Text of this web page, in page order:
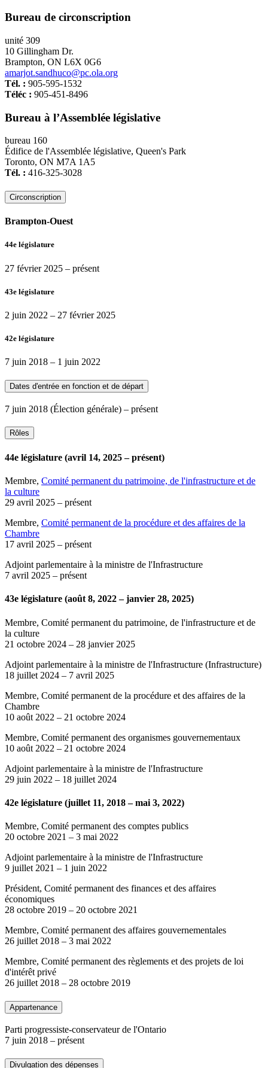
Bureau de circonscription
unité 309
10 Gillingham Dr.
Brampton, ON L6X 0G6
amarjot.sandhuco@pc.ola.org
Tél. : 905-595-1532
Téléc : 905-451-8496
Bureau à l’Assemblée législative
bureau 160
Édifice de l'Assemblée législative, Queen's Park
Toronto, ON M7A 1A5
Tél. : 416-325-3028
Circonscription
Brampton-Ouest
44e législature
27 février 2025 – présent
43e législature
2 juin 2022 – 27 février 2025
42e législature
7 juin 2018 – 1 juin 2022
Dates d'entrée en fonction et de départ
7 juin 2018 (Élection générale) – présent
Rôles
44e législature (avril 14, 2025 – présent)
Membre, Comité permanent du patrimoine, de l'infrastructure et de
la culture
29 avril 2025 – présent
Membre, Comité permanent de la procédure et des affaires de la
Chambre
17 avril 2025 – présent
Adjoint parlementaire à la ministre de l'Infrastructure
7 avril 2025 – présent
43e législature (août 8, 2022 – janvier 28, 2025)
Membre, Comité permanent du patrimoine, de l'infrastructure et de
la culture
21 octobre 2024 – 28 janvier 2025
Adjoint parlementaire à la ministre de l'Infrastructure (Infrastructure)
18 juillet 2024 – 7 avril 2025
Membre, Comité permanent de la procédure et des affaires de la
Chambre
10 août 2022 – 21 octobre 2024
Membre, Comité permanent des organismes gouvernementaux
10 août 2022 – 21 octobre 2024
Adjoint parlementaire à la ministre de l'Infrastructure
29 juin 2022 – 18 juillet 2024
42e législature (juillet 11, 2018 – mai 3, 2022)
Membre, Comité permanent des comptes publics
20 octobre 2021 – 3 mai 2022
Adjoint parlementaire à la ministre de l'Infrastructure
9 juillet 2021 – 1 juin 2022
Président, Comité permanent des finances et des affaires
économiques
28 octobre 2019 – 20 octobre 2021
Membre, Comité permanent des affaires gouvernementales
26 juillet 2018 – 3 mai 2022
Membre, Comité permanent des règlements et des projets de loi
d'intérêt privé
26 juillet 2018 – 28 octobre 2019
Appartenance
Parti progressiste-conservateur de l'Ontario
7 juin 2018 – présent
Divulgation des dépenses